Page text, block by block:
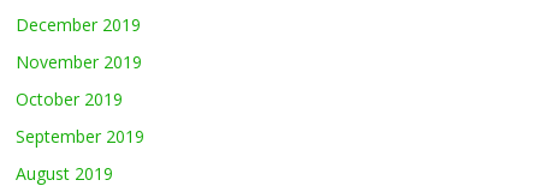
December 2019
November 2019
October 2019
September 2019
August 2019